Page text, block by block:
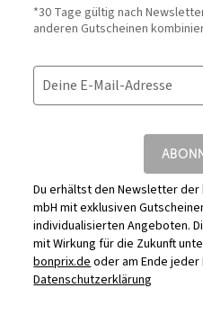
*30 Tage gültig nach
anderen Gutscheinen
Deine E-Mail-Adresse
Du erhältst den Newsletter
mbH mit exklusiven
individualisierten Angeboten.
mit Wirkung für die Zukunft
bonprix.deoder am Ende
Datenschutzerklärung